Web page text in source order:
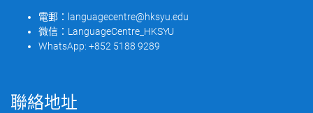
電郵： languagecentre@hksyu.edu
微信： LanguageCentre_HKSYU
WhatsApp: +852 5188 9289
聯絡地址